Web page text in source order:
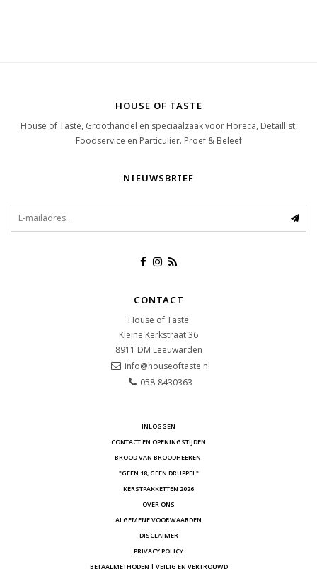
HOUSE OF TASTE
House of Taste, Groothandel en speciaalzaak voor Horeca, Detaillist,
Foodservice en Particulier. Proef & Beleef
NIEUWSBRIEF
CONTACT
House of Taste
Kleine Kerkstraat 36
8911 DM Leeuwarden
info@houseoftaste.nl
058-8430363
INLOGGEN
CONTACT EN OPENINGSTIJDEN
BROOD VAN BROODHEEREN.
"GEEN 18, GEEN DRUPPEL"
KERSTPAKKETTEN 2026
OVER ONS
ALGEMENE VOORWAARDEN
DISCLAIMER
PRIVACY POLICY
BETAALMETHODEN | VEILIG EN VERTROUWD